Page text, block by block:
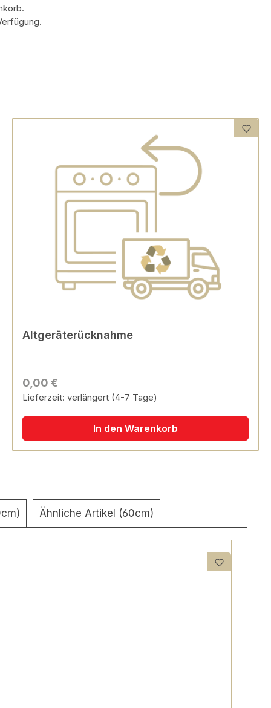
Altgeräterücknahme
0,00 €
Lieferzeit: verlängert (4-7 Tage)
In den Warenkorb
Ähnliche Artikel (60cm)